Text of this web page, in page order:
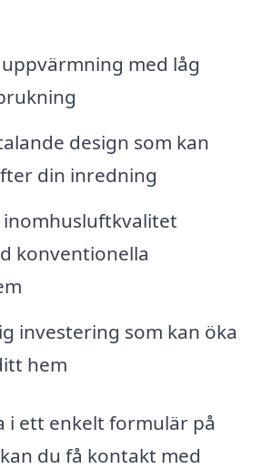
med låg
design som kan
din inredning
konventionella
investering som kan öka
hem
i ett enkelt formulär på
du få kontakt med